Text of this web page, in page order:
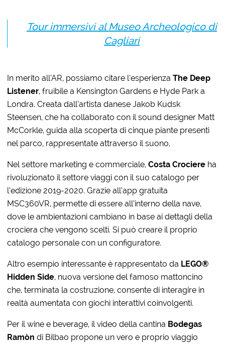
Tour immersivi al Museo Archeologico di
Cagliari
In merito all’AR, possiamo citare l’esperienzaThe Deep
Listener, fruibile a Kensington Gardens e Hyde Park a
Londra. Creata dall’artista danese Jakob Kudsk
Steensen, che ha collaborato con il sound designer Matt
McCorkle, guida alla scoperta di cinque piante presenti
nel parco, rappresentate attraverso il suono.
Nel settore marketing e commerciale,Costa Crociere ha
rivoluzionato il settore viaggi con il suo catalogo per
l’edizione 2019-2020. Grazie all’app gratuita
MSC360VR, permette di essere all’interno della nave,
dove le ambientazioni cambiano in base ai dettagli della
crociera che vengono scelti. Si può creare il proprio
catalogo personale con un configuratore.
Altro esempio interessante è rappresentato da LEGO®
Hidden Side, nuova versione del famoso mattoncino
che, terminata la costruzione, consente di interagire in
realtà aumentata con giochi interattivi coinvolgenti.
Per il wine e beverage, il video della cantina Bodegas
Ramòn di Bilbao propone un vero e proprio viaggio